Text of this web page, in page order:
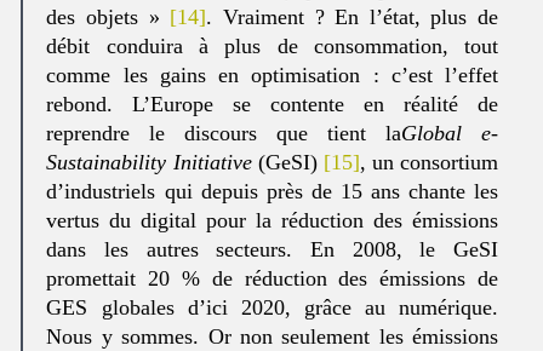
des objets » [14]. Vraiment ? En l’état, plus de
débit conduira à plus de consommation, tout
comme les gains en optimisation : c’est l’effet
rebond. L’Europe se contente en réalité de
reprendre le discours que tient laGlobal e-
Sustainability Initiative(GeSI) [15], un consortium
d’industriels qui depuis près de 15 ans chante les
vertus du digital pour la réduction des émissions
dans les autres secteurs. En 2008, le GeSI
promettait 20 % de réduction des émissions de
GES globales d’ici 2020, grâce au numérique.
Nous y sommes. Or non seulement les émissions